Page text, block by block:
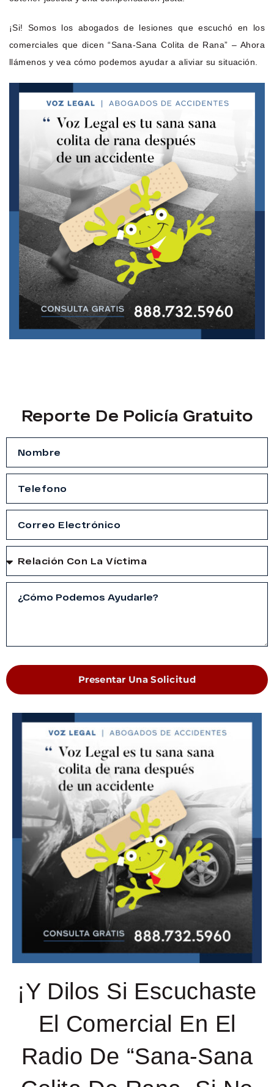
¡Si! Somos los abogados de lesiones que escuchó en los
comerciales que dicen “Sana-Sana Colita de Rana” – Ahora
llámenos y vea cómo podemos ayudar a aliviar su situación.
Reporte De Policía Gratuito
Presentar Una Solicitud
¡Y Dilos Si Escuchaste
El Comercial En El
Radio De “Sana-Sana